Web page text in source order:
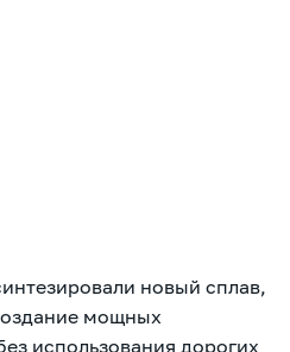
новый сплав,
мощных
использования дорогих